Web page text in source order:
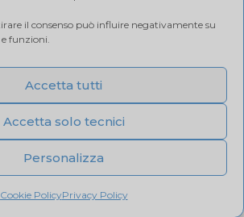
il consenso può influire negativamente su
funzioni.
Accetta tutti
Accetta solo tecnici
Personalizza
Cookie PolicyPrivacy Policy
acquisto. Visualizza il tuo carrello.